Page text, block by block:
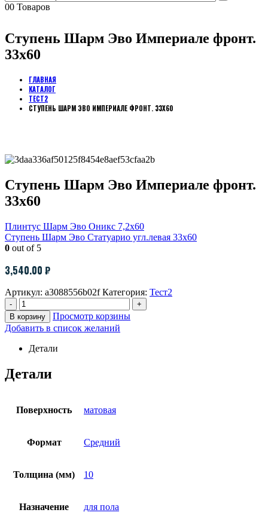
00 Товаров
Ступень Шарм Эво Империале фронт.
33х60
ГЛАВНАЯ
КАТАЛОГ
ТЕСТ2
СТУПЕНЬ ШАРМ ЭВО ИМПЕРИАЛЕ ФРОНТ. 33Х60
Ступень Шарм Эво Империале фронт.
33х60
Плинтус Шарм Эво Оникс 7,2х60
Ступень Шарм Эво Статуарио угл.левая 33х60
0 out of 5
3,540.00 ₽
Артикул: a3088556b02f Категория: Тест2
-
+
В корзину
Просмотр корзины
Добавить в список желаний
Детали
Детали
Поверхность матовая
Формат Средний
Толщина (мм) 10
Назначение для пола